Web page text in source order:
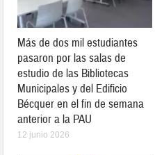
Más de dos mil estudiantes
pasaron por las salas de
estudio de las Bibliotecas
Municipales y del Edificio
Bécquer en el fin de semana
anterior a la PAU
12 junio 2026